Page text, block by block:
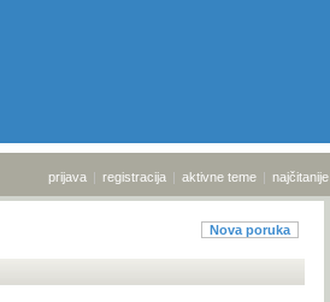
prijava | registracija | aktivne teme | najčitanije
Nova poruka